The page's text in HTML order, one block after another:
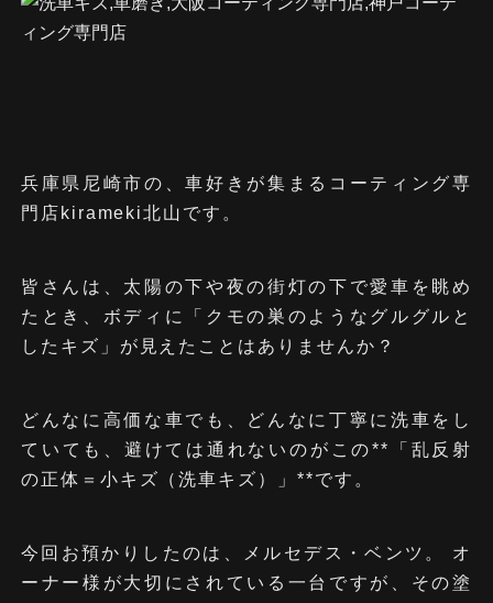
兵庫県尼崎市の、車好きが集まるコーティング専
門店kirameki北山です。
皆さんは、太陽の下や夜の街灯の下で愛車を眺め
たとき、ボディに「クモの巣のようなグルグルと
したキズ」が見えたことはありませんか？
どんなに高価な車でも、どんなに丁寧に洗車をし
ていても、避けては通れないのがこの**「乱反射
の正体＝小キズ（洗車キズ）」**です。
今回お預かりしたのは、メルセデス・ベンツ。 オ
ーナー様が大切にされている一台ですが、その塗